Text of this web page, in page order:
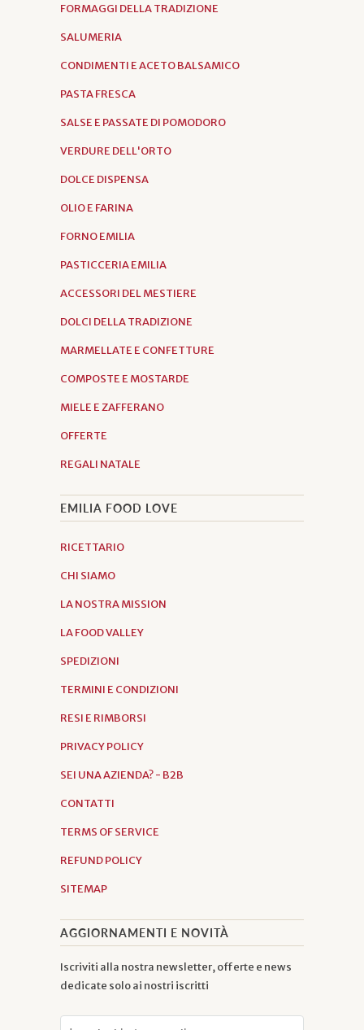
FORMAGGI DELLA TRADIZIONE
SALUMERIA
CONDIMENTI E ACETO BALSAMICO
PASTA FRESCA
SALSE E PASSATE DI POMODORO
VERDURE DELL'ORTO
DOLCE DISPENSA
OLIO E FARINA
FORNO EMILIA
PASTICCERIA EMILIA
ACCESSORI DEL MESTIERE
DOLCI DELLA TRADIZIONE
MARMELLATE E CONFETTURE
COMPOSTE E MOSTARDE
MIELE E ZAFFERANO
OFFERTE
REGALI NATALE
EMILIA FOOD LOVE
RICETTARIO
CHI SIAMO
LA NOSTRA MISSION
LA FOOD VALLEY
SPEDIZIONI
TERMINI E CONDIZIONI
RESI E RIMBORSI
PRIVACY POLICY
SEI UNA AZIENDA? - B2B
CONTATTI
TERMS OF SERVICE
REFUND POLICY
SITEMAP
AGGIORNAMENTI E NOVITÀ
Iscriviti alla nostra newsletter, offerte e news
dedicate solo ai nostri iscritti